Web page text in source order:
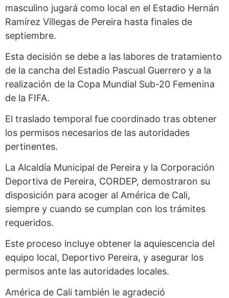
masculino jugará como local en el Estadio Hernán
Ramírez Villegas de Pereira hasta finales de
septiembre.
Esta decisión se debe a las labores de tratamiento
de la cancha del Estadio Pascual Guerrero y a la
realización de la Copa Mundial Sub-20 Femenina
de la FIFA.
El traslado temporal fue coordinado tras obtener
los permisos necesarios de las autoridades
pertinentes.
La Alcaldía Municipal de Pereira y la Corporación
Deportiva de Pereira, CORDEP, demostraron su
disposición para acoger al América de Cali,
siempre y cuando se cumplan con los trámites
requeridos.
Este proceso incluye obtener la aquiescencia del
equipo local, Deportivo Pereira, y asegurar los
permisos ante las autoridades locales.
América de Cali también le agradeció